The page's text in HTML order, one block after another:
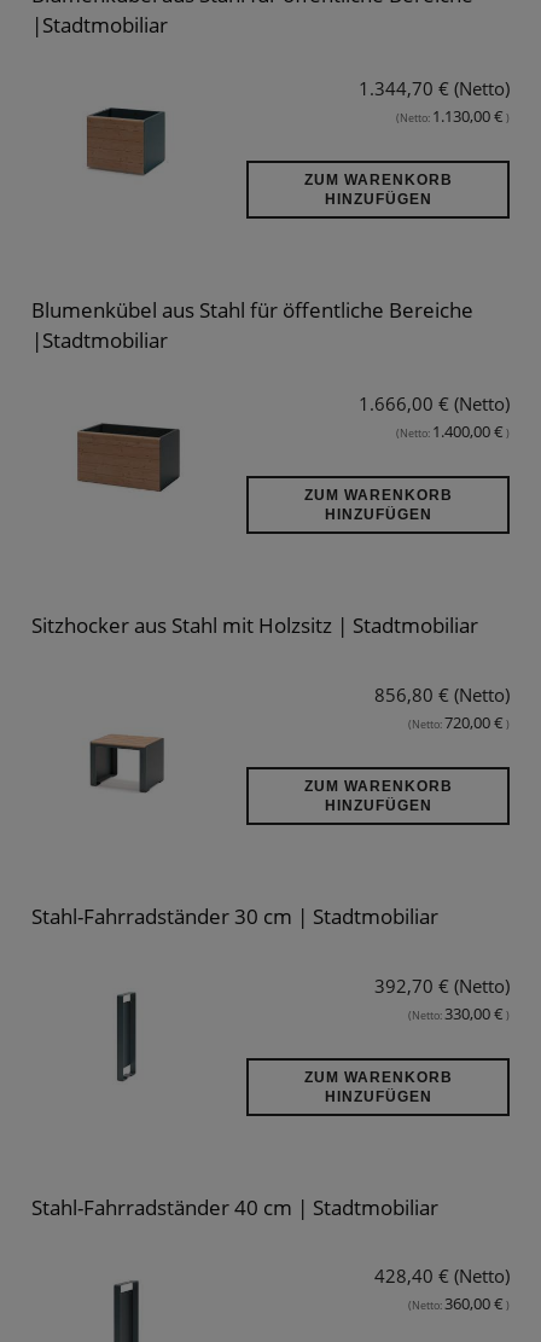
|Stadtmobiliar
1.344,70 € (Netto)
(Netto: 1.130,00 € )
ZUM WARENKORB
HINZUFÜGEN
Blumenkübel aus Stahl für öffentliche Bereiche
|Stadtmobiliar
1.666,00 € (Netto)
(Netto: 1.400,00 € )
ZUM WARENKORB
HINZUFÜGEN
Sitzhocker aus Stahl mit Holzsitz | Stadtmobiliar
856,80 € (Netto)
(Netto:720,00 € )
ZUM WARENKORB
HINZUFÜGEN
Stahl-Fahrradständer 30 cm | Stadtmobiliar
392,70 € (Netto)
(Netto: 330,00 € )
ZUM WARENKORB
HINZUFÜGEN
Stahl-Fahrradständer 40 cm | Stadtmobiliar
428,40 € (Netto)
(Netto:360,00 € )